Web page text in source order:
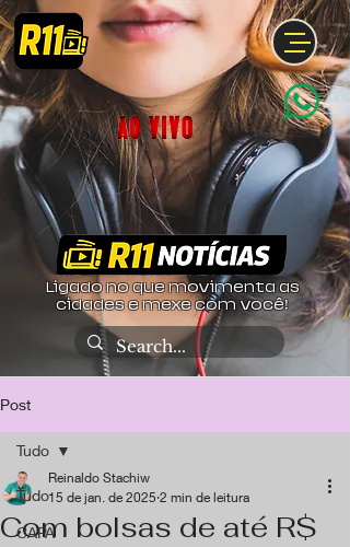
Ligado no que movimenta as
cidades e mexe com você!
Post
Tudo
CAPA
Tudo
Com bolsas de até R$
Reinaldo Stachiw
15 de jan. de 2025 2 min de leitura